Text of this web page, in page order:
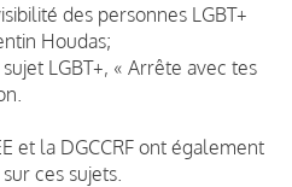
des personnes LGBT+
Houdas;
LGBT+, « Arrête avec tes
et la DGCCRF ont également
ces sujets.